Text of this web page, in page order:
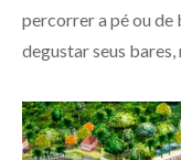
percorrer a pé ou
degustar seus bares,